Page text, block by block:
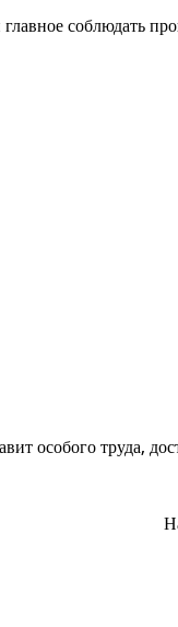
соблюдать
особого труда,